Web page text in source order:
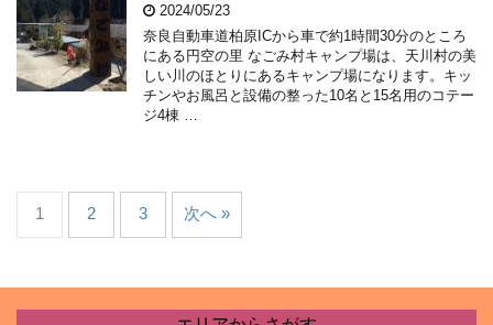
2024/05/23
奈良自動車道柏原ICから車で約1時間30分のところ
にある円空の里 なごみ村キャンプ場は、天川村の美
しい川のほとりにあるキャンプ場になります。キッ
チンやお風呂と設備の整った10名と15名用のコテー
ジ4棟 …
1 2 3 次へ »